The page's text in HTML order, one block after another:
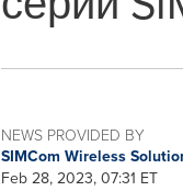
NEWS PROVIDED BY
SIMCom Wireless
Feb 28, 2023, 07:31 ET